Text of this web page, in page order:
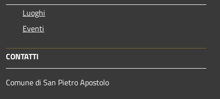
Luoghi
Eventi
CONTATTI
Comune di San Pietro Apostolo